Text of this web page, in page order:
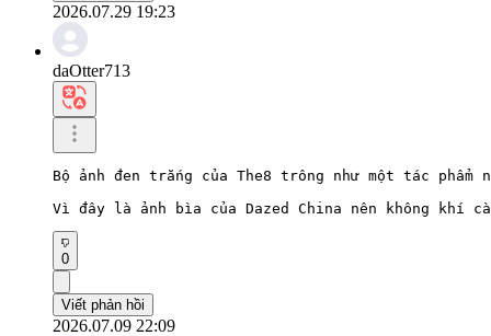
2026.07.29 19:23
daOtter713
Bộ ảnh đen trắng của The8 trông như một tác
Vì đây là ảnh bìa của Dazed China nên không khí
0
Viết phản hồi
2026.07.09 22:09